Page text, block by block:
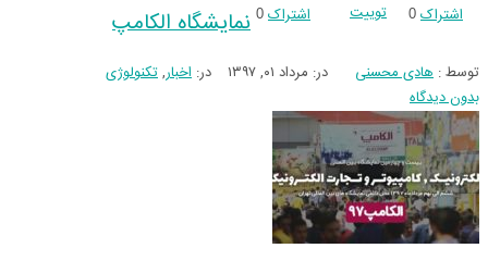
اشتراک 0 توییت اشتراک 0 نمایشگاه الکامپ
توسط : هادی محسنی در: مرداد ۰۱, ۱۳۹۷ در: اخبار,تکنولوژی
بدون دیدگاه